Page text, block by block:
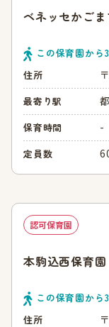
ベネッセかご
この保育園から
住所
最寄り駅
保育時間 -
定員数
認可保育園
本駒込西保育園
この保育園から
住所